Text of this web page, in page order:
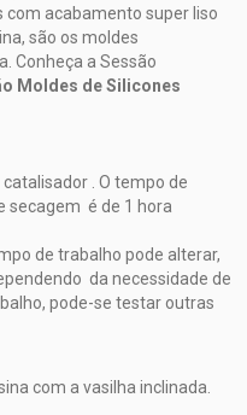
acabamento super liso
são os moldes
Conheça a Sessão
Moldes de Silicones
. O tempo de
secagem é de 1 hora
de trabalho pode alterar,
da necessidade de
pode-se testar outras
com a vasilha inclinada.